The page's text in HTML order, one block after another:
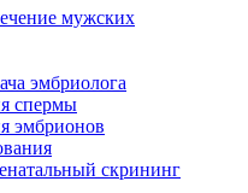
мужских
эмбриолога
спермы
эмбрионов
скрининг